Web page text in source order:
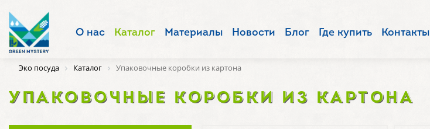
О нас Каталог Материалы Новости Блог Где купить Контакты
Эко посуда Каталог Упаковочные коробки из картона
УПАКОВОЧНЫЕ КОРОБКИ ИЗ КАРТОНА